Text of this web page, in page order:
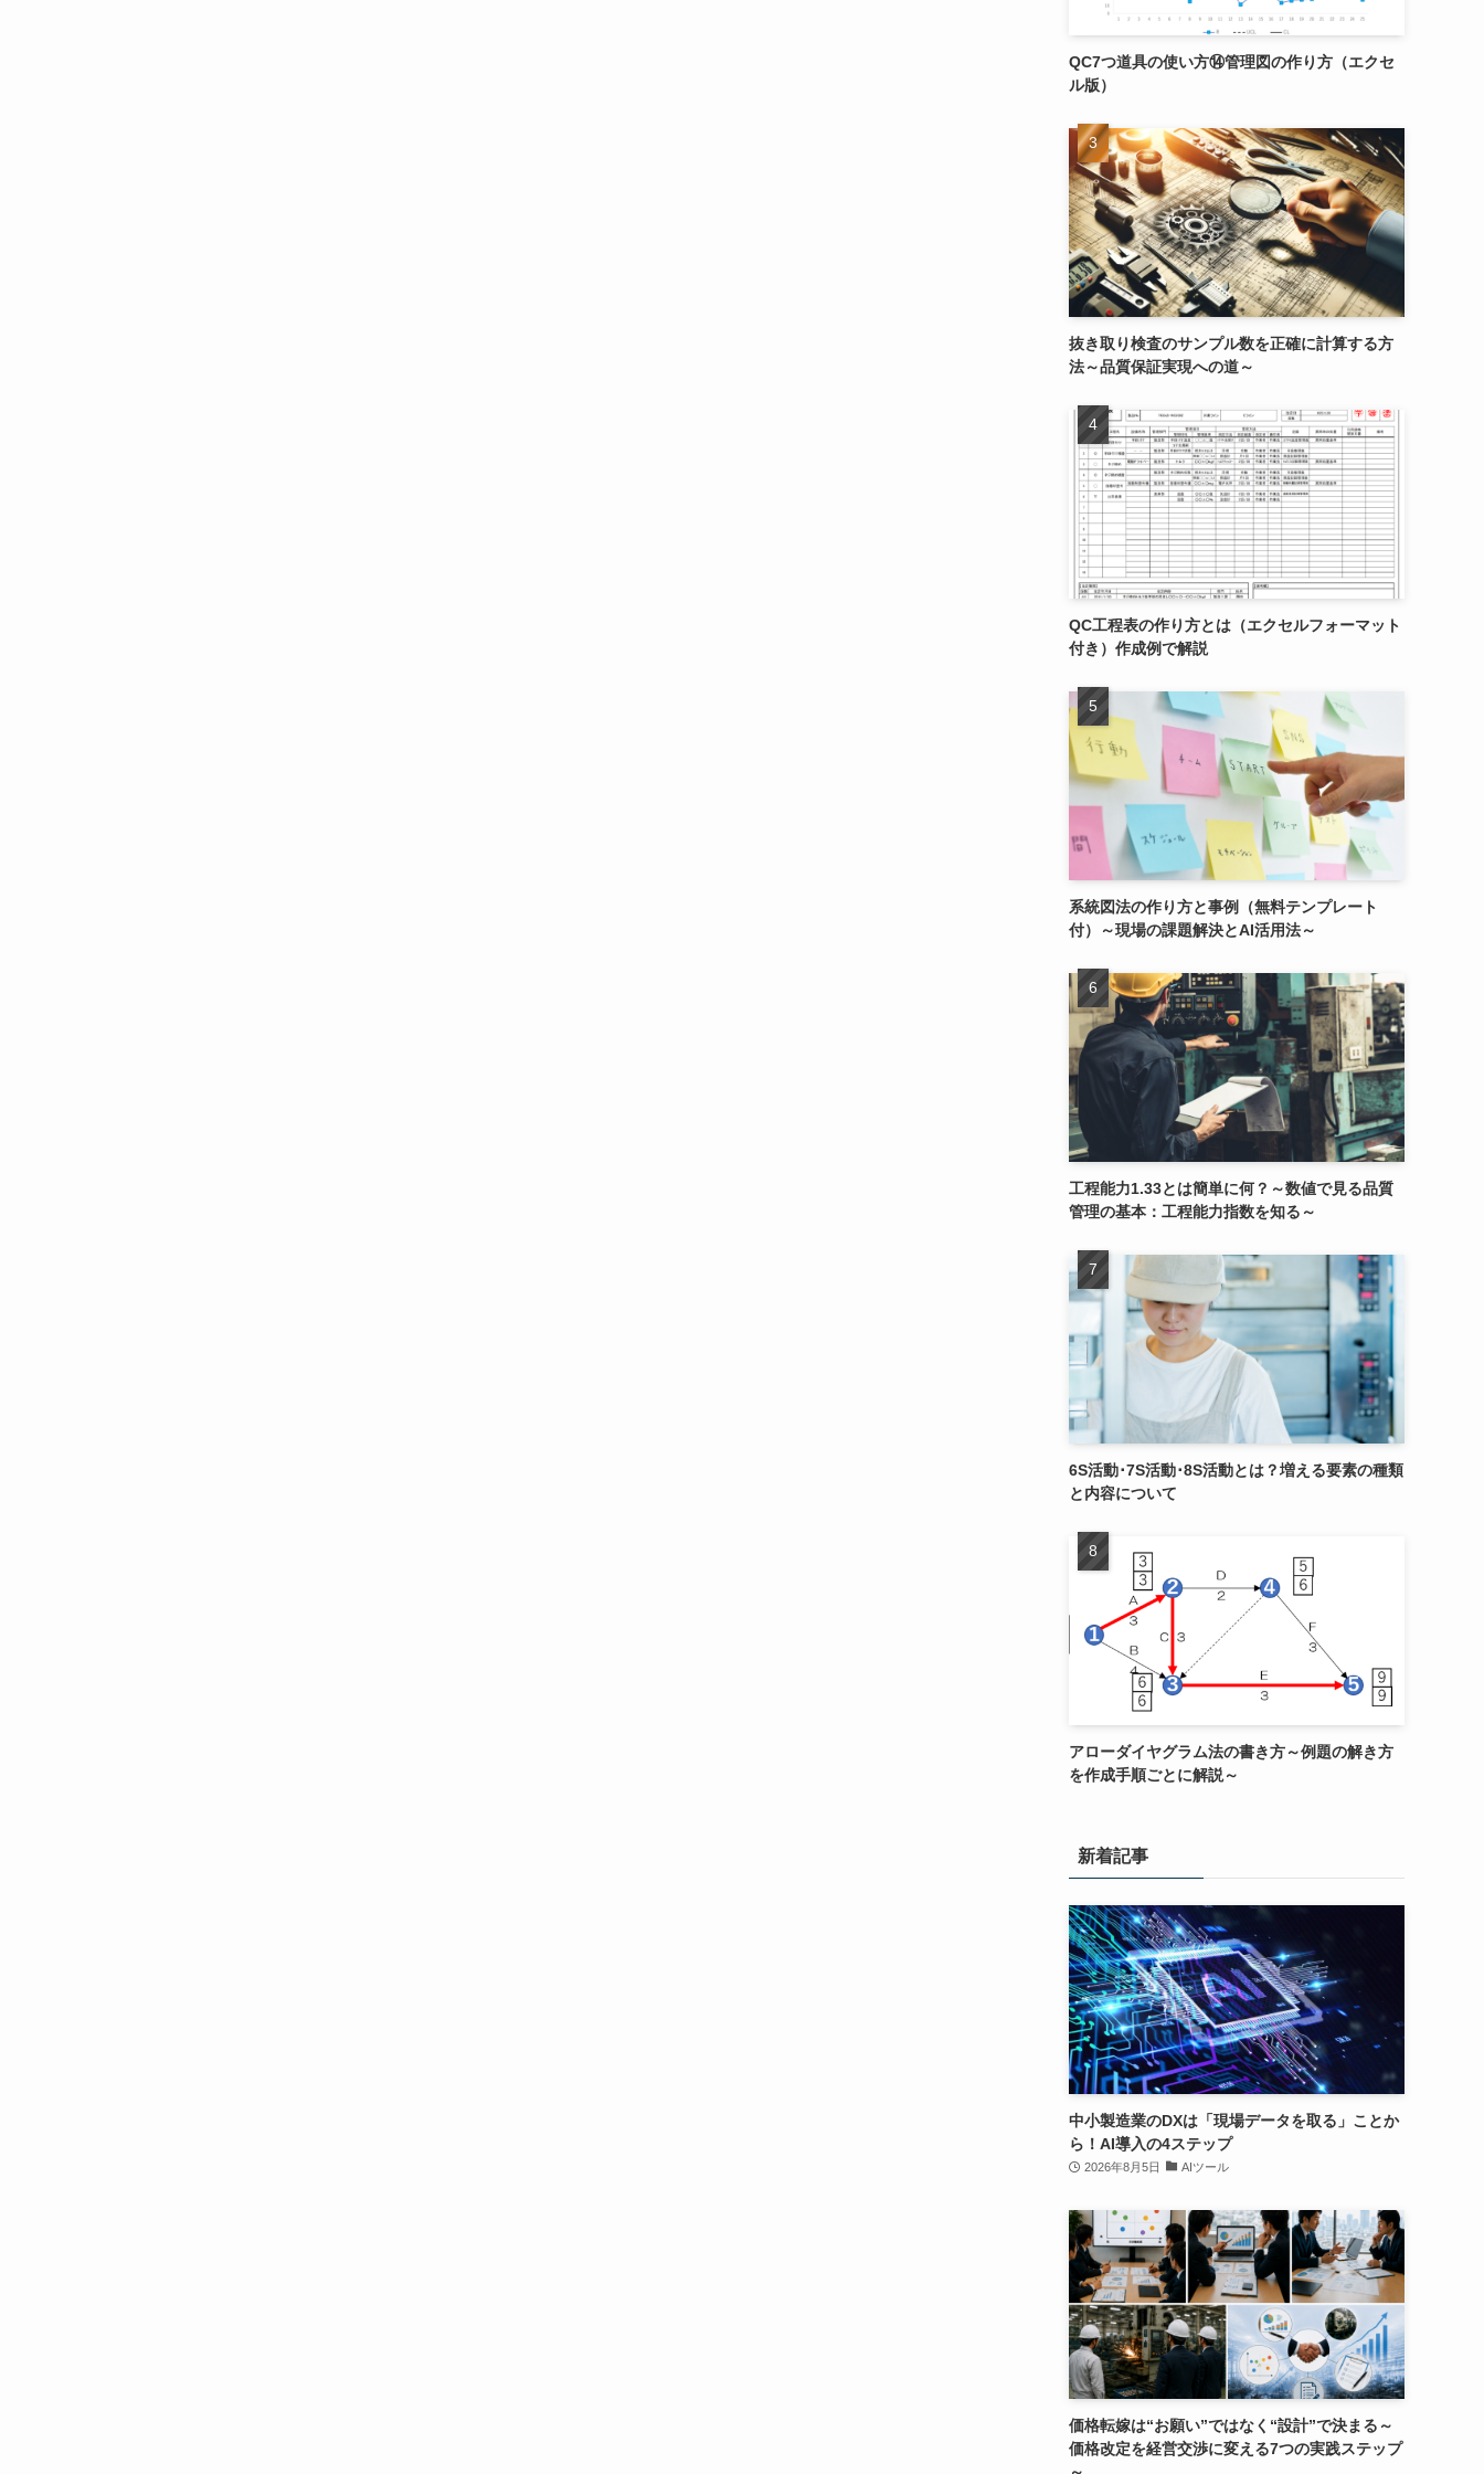
QC7つ道具の使い方⑭管理図の作り方（エクセ
ル版）
抜き取り検査のサンプル数を正確に計算する方
法～品質保証実現への道～
QC工程表の作り方とは（エクセルフォーマット
付き）作成例で解説
系統図法の作り方と事例（無料テンプレート
付）～現場の課題解決とAI活用法～
工程能力1.33とは簡単に何？～数値で見る品質
管理の基本：工程能力指数を知る～
6S活動･7S活動･8S活動とは？増える要素の種類
と内容について
アローダイヤグラム法の書き方～例題の解き方
を作成手順ごとに解説～
新着記事
中小製造業のDXは「現場データを取る」ことか
ら！AI導入の4ステップ
2026年8月5日 AIツール
価格転嫁は“お願い”ではなく“設計”で決まる～
価格改定を経営交渉に変える7つの実践ステップ